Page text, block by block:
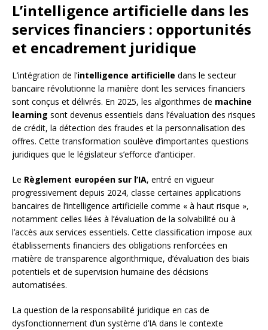
L’intelligence artificielle dans les
services financiers : opportunités
et encadrement juridique
L’intégration de l’intelligence artificielle dans le secteur
bancaire révolutionne la manière dont les services financiers
sont conçus et délivrés. En 2025, les algorithmes de machine
learning sont devenus essentiels dans l’évaluation des risques
de crédit, la détection des fraudes et la personnalisation des
offres. Cette transformation soulève d’importantes questions
juridiques que le législateur s’efforce d’anticiper.
Le Règlement européen sur l’IA, entré en vigueur
progressivement depuis 2024, classe certaines applications
bancaires de l’intelligence artificielle comme « à haut risque »,
notamment celles liées à l’évaluation de la solvabilité ou à
l’accès aux services essentiels. Cette classification impose aux
établissements financiers des obligations renforcées en
matière de transparence algorithmique, d’évaluation des biais
potentiels et de supervision humaine des décisions
automatisées.
La question de la responsabilité juridique en cas de
dysfonctionnement d’un système d’IA dans le contexte